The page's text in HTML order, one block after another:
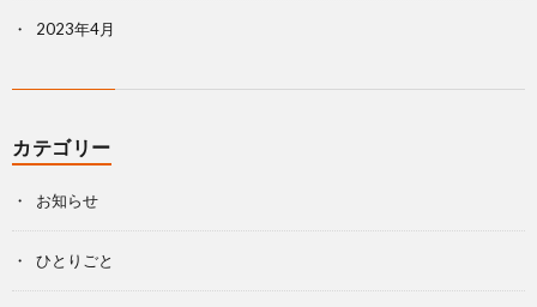
2023年4月
カテゴリー
お知らせ
ひとりごと